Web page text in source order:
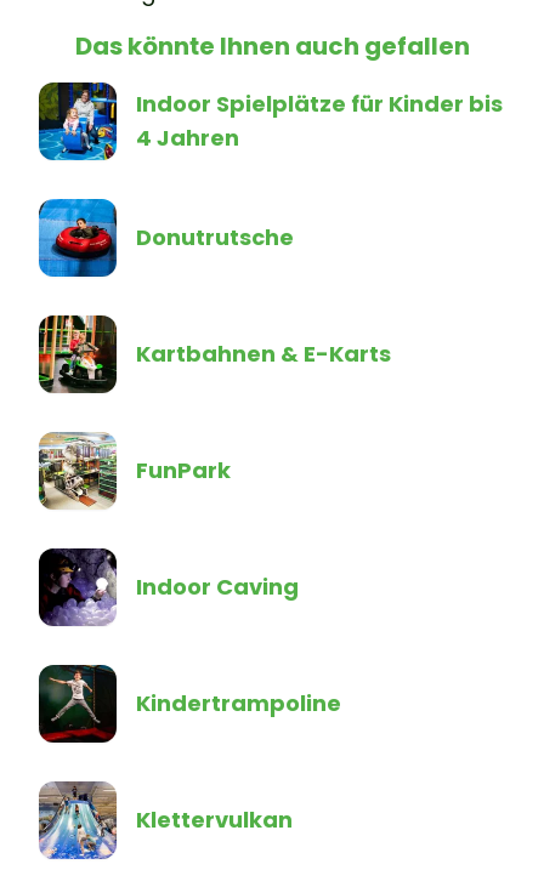
Das könnte Ihnen auch gefallen
Indoor Spielplätze für Kinder bis
4 Jahren
Donutrutsche
Kartbahnen & E-Karts
FunPark
Indoor Caving
Kindertrampoline
Klettervulkan